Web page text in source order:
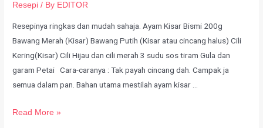
Resepi / By EDITOR
Resepinya ringkas dan mudah sahaja. Ayam Kisar Bismi 200g
Bawang Merah (Kisar) Bawang Putih (Kisar atau cincang halus) Cili
Kering(Kisar) Cili Hijau dan cili merah 3 sudu sos tiram Gula dan
garam Petai Cara-caranya : Tak payah cincang dah. Campak ja
semua dalam pan. Bahan utama mestilah ayam kisar …
Read More »